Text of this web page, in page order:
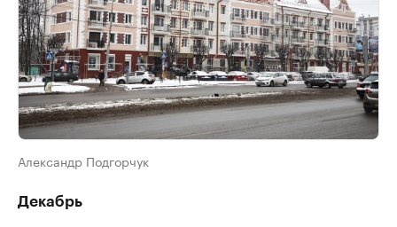
Александр Подгорчук
Декабрь